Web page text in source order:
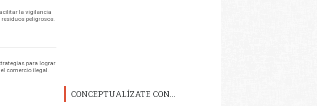
la vigilancia
peligrosos.
para lograr
comercio ilegal.
CONCEPTUALÍZATE CON...